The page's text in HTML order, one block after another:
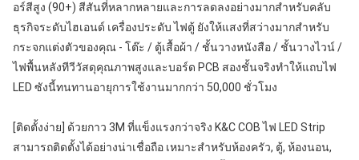
อร์สีสูง (90+) สีสันที่หลากหลายและการลดลงอย่างมากสำหรับคลับ
ธุรกิจระดับไฮเอนด์ เครื่องประดับ ไฟตู้ ยังให้แสงที่สว่างมากสำหรับ
กระจกแต่งตัวของคุณ - โต๊ะ / ตู้เสื้อผ้า / ชั้นวางหนังสือ / ชั้นวางไวน์ /
ไฟพื้นหลังทีวีวัสดุคุณภาพสูงและบอร์ด PCB สองชั้นจริงทำให้แถบไฟ
LED ซังนี้ทนทานอายุการใช้งานมากกว่า 50,000 ชั่วโมง
[ติดตั้งง่าย] ด้วยกาว 3M ที่แข็งแรงกว่าจริง K&C COB ไฟ LED Strip
สามารถติดตั้งได้อย่างน่าเชื่อถือ เหมาะสำหรับห้องครัว, ตู้, ห้องนอน,